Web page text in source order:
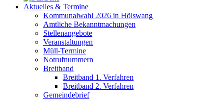
Aktuelles & Termine
Kommunalwahl 2026 in Hölswang
Amtliche Bekanntmachungen
Stellenangebote
Veranstaltungen
Müll-Termine
Notrufnummern
Breitband
Breitband 1. Verfahren
Breitband 2. Verfahren
Gemeindebrief